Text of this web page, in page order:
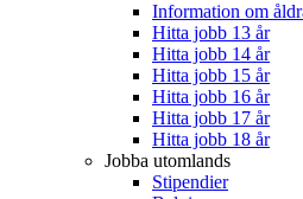
Information om
Hitta jobb 13 år
Hitta jobb 14 år
Hitta jobb 15 år
Hitta jobb 16 år
Hitta jobb 17 år
Hitta jobb 18 år
Jobba utomlands
Stipendier